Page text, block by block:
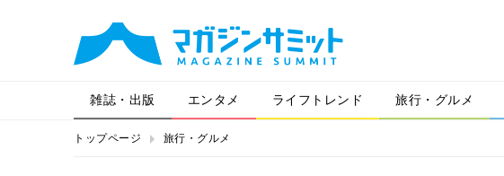
雑誌・出版 エンタメ ライフトレンド 旅行・グルメ
トップページ 旅行・グルメ